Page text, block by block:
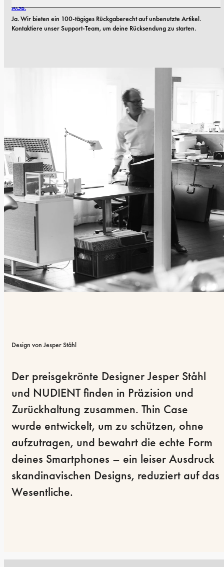
AGB.
Ja. Wir bieten ein 100-tägiges Rückgaberecht auf unbenutzte Artikel.
Kontaktiere unser Support-Team, um deine Rücksendung zu starten.
Design von Jesper Ståhl
Der preisgekrönte Designer Jesper Ståhl
und NUDIENT finden in Präzision und
Zurückhaltung zusammen. Thin Case
wurde entwickelt, um zu schützen, ohne
aufzutragen, und bewahrt die echte Form
deines Smartphones – ein leiser Ausdruck
skandinavischen Designs, reduziert auf das
Wesentliche.